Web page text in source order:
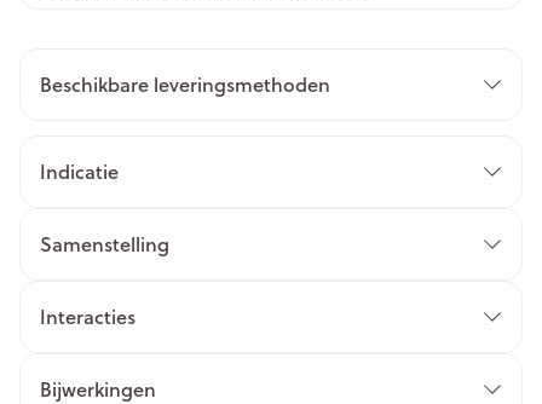
Beschikbare leveringsmethoden
Indicatie
Samenstelling
Interacties
Bijwerkingen